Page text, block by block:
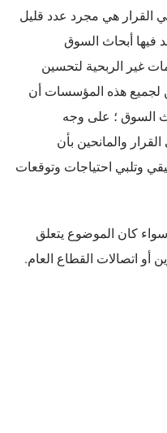
القرار هي مجرد عدد قليل
فيها أبحاث السوق
غير الربحية لتحسين
لجميع هذه المؤسسات أن
السوق ؛ على وجه
والمانحين بأن
وتلبي احتياجات وتوقعات
كان الموضوع يتعلق
أو اتصالات القطاع العام.